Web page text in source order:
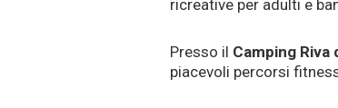
ricreative per adulti e
Presso il Camping Riva
piacevoli percorsi